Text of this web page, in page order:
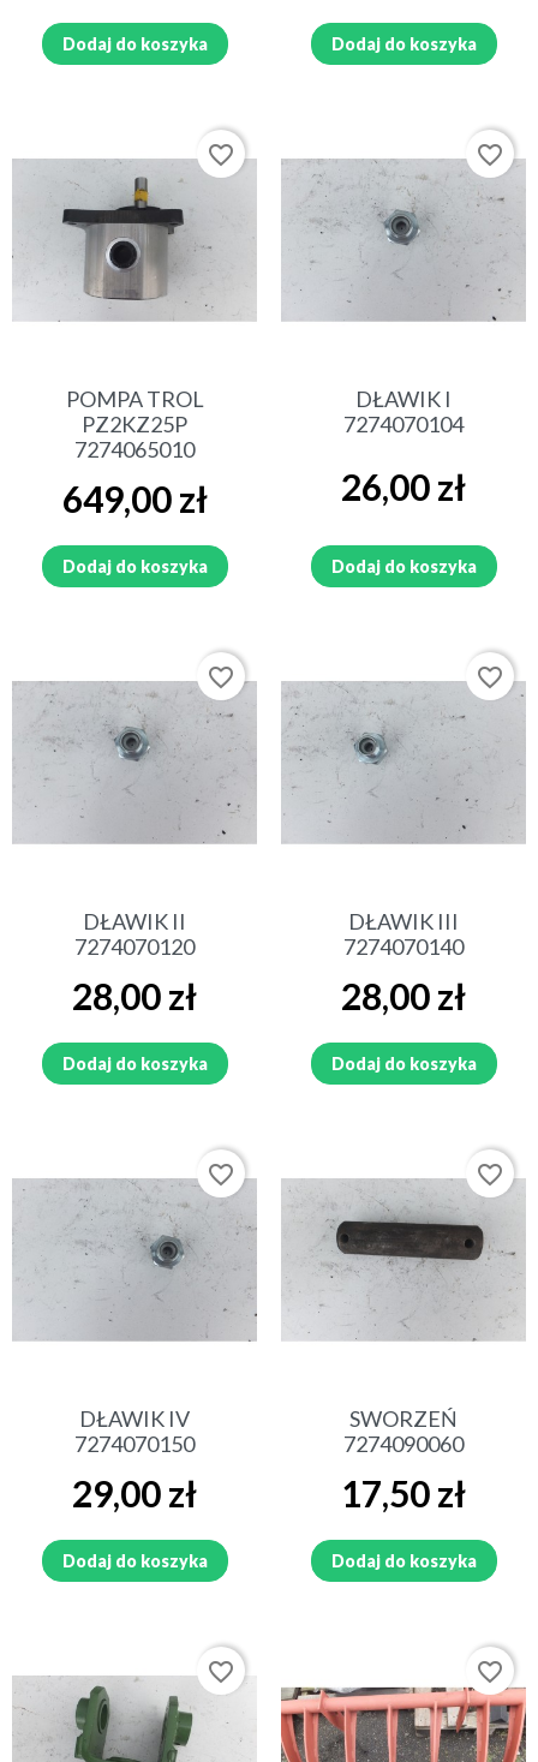
Dodaj do koszyka Dodaj do koszyka
POMPA TROL
PZ2KZ25P
7274065010
Cena
649,00 zł
Dodaj do koszyka
favorite_border
DŁAWIK I
7274070104
Cena
26,00 zł
Dodaj do koszyka
favorite_border
DŁAWIK II
7274070120
Cena
28,00 zł
Dodaj do koszyka
favorite_border
DŁAWIK III
7274070140
Cena
28,00 zł
Dodaj do koszyka
favorite_border
DŁAWIK IV
7274070150
Cena
29,00 zł
Dodaj do koszyka
favorite_border
SWORZEŃ
7274090060
Cena
17,50 zł
Dodaj do koszyka
favorite_border
favorite_border favorite_border